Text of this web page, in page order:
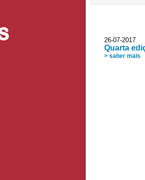
26-07-2017
Quarta
> saber mais